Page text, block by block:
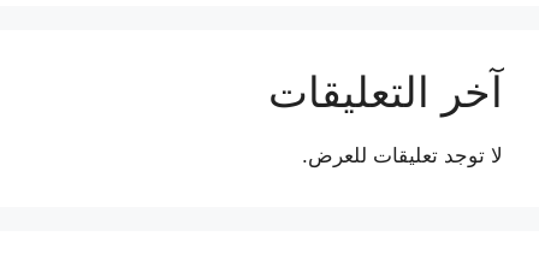
آخر التعليقات
لا توجد تعليقات للعرض.